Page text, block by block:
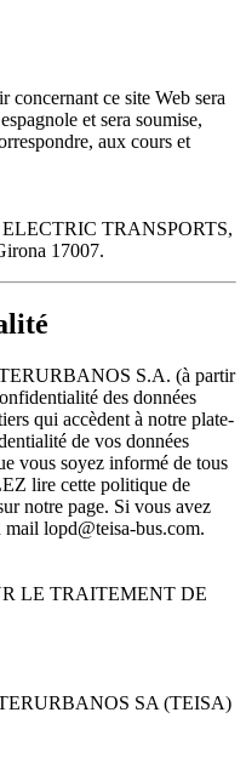
concernant ce site Web sera
et sera soumise,
aux cours et
TRANSPORTS,
17007.
S.A. (à partir
des données
qui accèdent à notre plate-
de vos données
vous soyez informé de tous
lire cette politique de
notre page. Si vous avez
mail lopd@teisa-bus.com.
LE TRAITEMENT DE
SA (TEISA)